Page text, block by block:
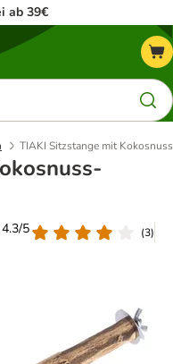
ab 39€
TIAKI Sitzstange mit
5
(3)